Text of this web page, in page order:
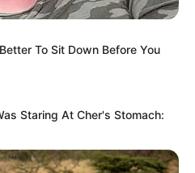
To Sit Down Before You
Staring At Cher's Stomach: